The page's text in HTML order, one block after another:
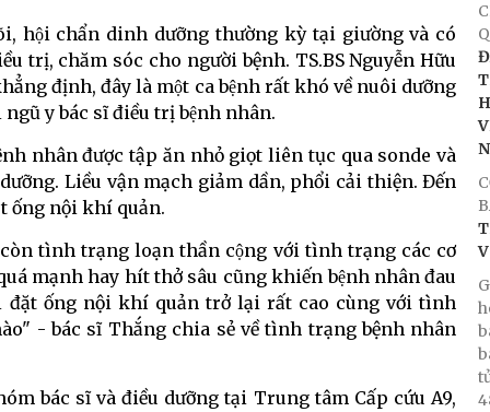
hội chẩn dinh dưỡng thường kỳ tại giường và có
trị, chăm sóc cho người bệnh. TS.BS Nguyễn Hữu
định, đây là một ca bệnh rất khó về nuôi dưỡng
y bác sĩ điều trị bệnh nhân.
nhân được tập ăn nhỏ giọt liên tục qua sonde và
Liều vận mạch giảm dần, phổi cải thiện. Đến
ống nội khí quản.
tình trạng loạn thần cộng với tình trạng các cơ
mạnh hay hít thở sâu cũng khiến bệnh nhân đau
đặt ống nội khí quản trở lại rất cao cùng với tình
- bác sĩ Thắng chia sẻ về tình trạng bệnh nhân
bác sĩ và điều dưỡng tại Trung tâm Cấp cứu A9,